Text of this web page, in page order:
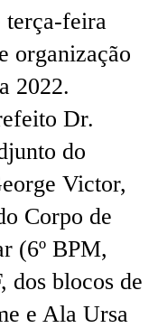
terça-feira
organização
2022.
Dr.
do
Victor,
Corpo de
(6º BPM,
dos blocos de
e Ala Ursa